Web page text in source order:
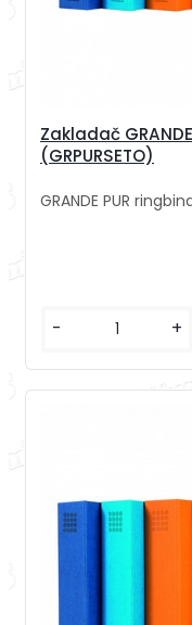
Zakladač
(GRPURSETO)
GRANDE PUR
- +